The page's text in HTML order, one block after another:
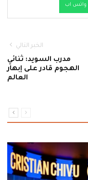
واتس اب
الخبر التالي
مدرب السويد: ثنائي
الهجوم قادر على إبهار
العالم